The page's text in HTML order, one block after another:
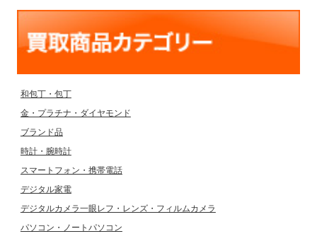
和包丁・包丁
金・プラチナ・ダイヤモンド
ブランド品
時計・腕時計
スマートフォン・携帯電話
デジタル家電
デジタルカメラ一眼レフ・レンズ・フィルムカメラ
パソコン・ノートパソコン